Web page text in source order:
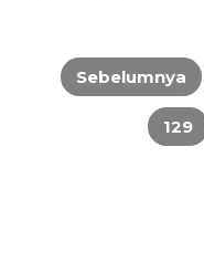
Paginasi
posSebelumnya
129